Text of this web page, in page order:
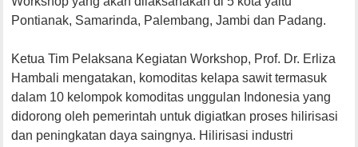
Pontianak, Samarinda, Palembang, Jambi dan Padang.
Ketua Tim Pelaksana Kegiatan Workshop, Prof. Dr. Erliza
Hambali mengatakan, komoditas kelapa sawit termasuk
dalam 10 kelompok komoditas unggulan Indonesia yang
didorong oleh pemerintah untuk digiatkan proses hilirisasi
dan peningkatan daya saingnya. Hilirisasi industri